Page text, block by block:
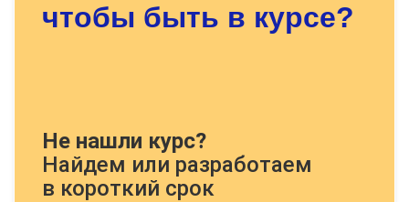
чтобы быть в курсе?
Не нашли курс?
Найдем или разработаем
в короткий срок